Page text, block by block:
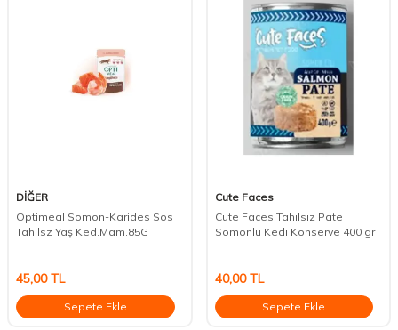
DİĞER
Optimeal Somon-Karides Sos
Tahılsz Yaş Ked.Mam.85G
45,00TL
Sepete Ekle
Cute Faces
Cute Faces Tahılsız Pate
Somonlu Kedi Konserve 400 gr
40,00TL
Sepete Ekle